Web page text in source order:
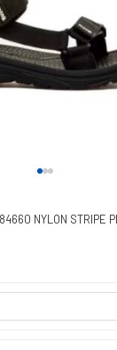
NYLON STRIPE